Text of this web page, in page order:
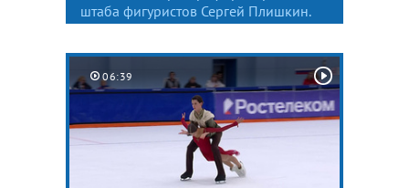
штаба фигуристов Сергей Плишкин.
06:39